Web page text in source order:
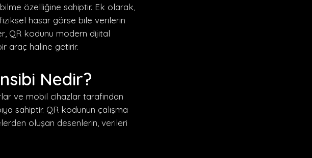
özelliğine sahiptir. Ek olarak,
hasar görse bile verilerin
QR kodunu modern dijital
araç haline getirir.
Nedir?
ve mobil cihazlar tarafından
sahiptir. QR kodunun çalışma
oluşan desenlerin, verileri